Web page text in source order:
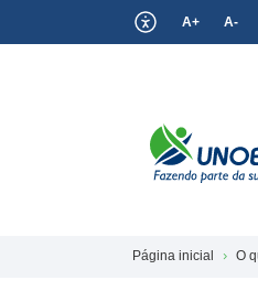
A+ A-
Página inicial O